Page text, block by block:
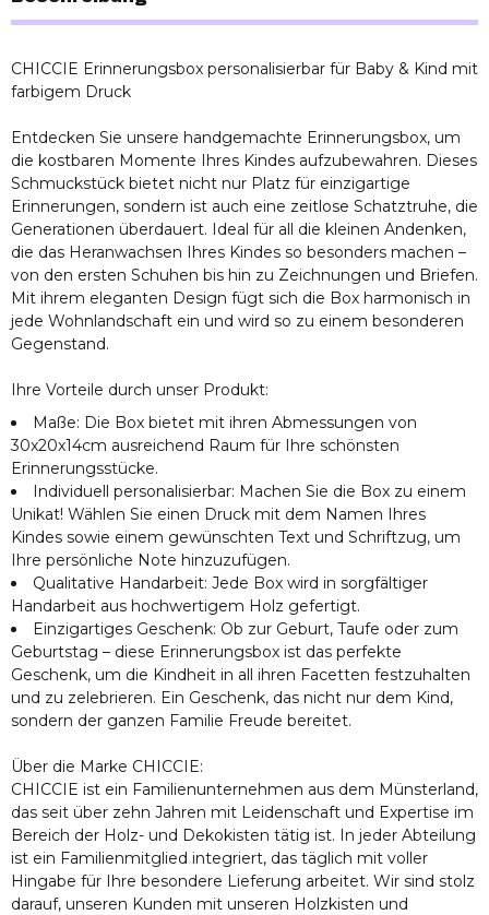
CHICCIE Erinnerungsbox personalisierbar für Baby & Kind mit
farbigem Druck
Entdecken Sie unsere handgemachte Erinnerungsbox, um
die kostbaren Momente Ihres Kindes aufzubewahren. Dieses
Schmuckstück bietet nicht nur Platz für einzigartige
Erinnerungen, sondern ist auch eine zeitlose Schatztruhe, die
Generationen überdauert. Ideal für all die kleinen Andenken,
die das Heranwachsen Ihres Kindes so besonders machen –
von den ersten Schuhen bis hin zu Zeichnungen und Briefen.
Mit ihrem eleganten Design fügt sich die Box harmonisch in
jede Wohnlandschaft ein und wird so zu einem besonderen
Gegenstand.
Ihre Vorteile durch unser Produkt:
Maße: Die Box bietet mit ihren Abmessungen von
30x20x14cm ausreichend Raum für Ihre schönsten
Erinnerungsstücke.
Individuell personalisierbar: Machen Sie die Box zu einem
Unikat! Wählen Sie einen Druck mit dem Namen Ihres
Kindes sowie einem gewünschten Text und Schriftzug, um
Ihre persönliche Note hinzuzufügen.
Qualitative Handarbeit: Jede Box wird in sorgfältiger
Handarbeit aus hochwertigem Holz gefertigt.
Einzigartiges Geschenk: Ob zur Geburt, Taufe oder zum
Geburtstag – diese Erinnerungsbox ist das perfekte
Geschenk, um die Kindheit in all ihren Facetten festzuhalten
und zu zelebrieren. Ein Geschenk, das nicht nur dem Kind,
sondern der ganzen Familie Freude bereitet.
Über die Marke CHICCIE:
CHICCIE ist ein Familienunternehmen aus dem Münsterland,
das seit über zehn Jahren mit Leidenschaft und Expertise im
Bereich der Holz- und Dekokisten tätig ist. In jeder Abteilung
ist ein Familienmitglied integriert, das täglich mit voller
Hingabe für Ihre besondere Lieferung arbeitet. Wir sind stolz
darauf, unseren Kunden mit unseren Holzkisten und